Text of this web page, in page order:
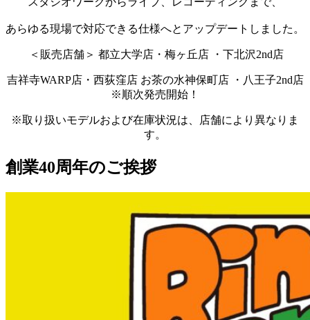
あらゆる現場で対応できる仕様へとアップデートしました。
＜ 販売店舗＞ 都立大学店・梅ヶ丘店 ・下北沢2nd店
吉祥寺WARP店・西荻窪店 お茶の水神保町店 ・八王子2nd店
※順次発売開始！
※取り扱いモデルおよび在庫状況は、店舗により異なりま
す。
創業40周年のご挨拶